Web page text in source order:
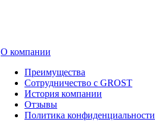
О компании
Преимущества
Сотрудничество с GROST
История компании
Отзывы
Политика конфиденциальности